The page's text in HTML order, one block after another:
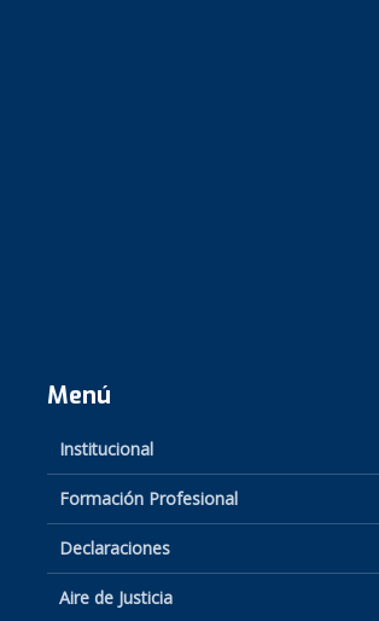
Menú
Institucional
Formación Profesional
Declaraciones
Aire de Justicia